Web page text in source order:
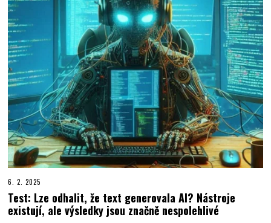
6. 2. 2025
Test: Lze odhalit, že text generovala AI? Nástroje
existují, ale výsledky jsou značně nespolehlivé